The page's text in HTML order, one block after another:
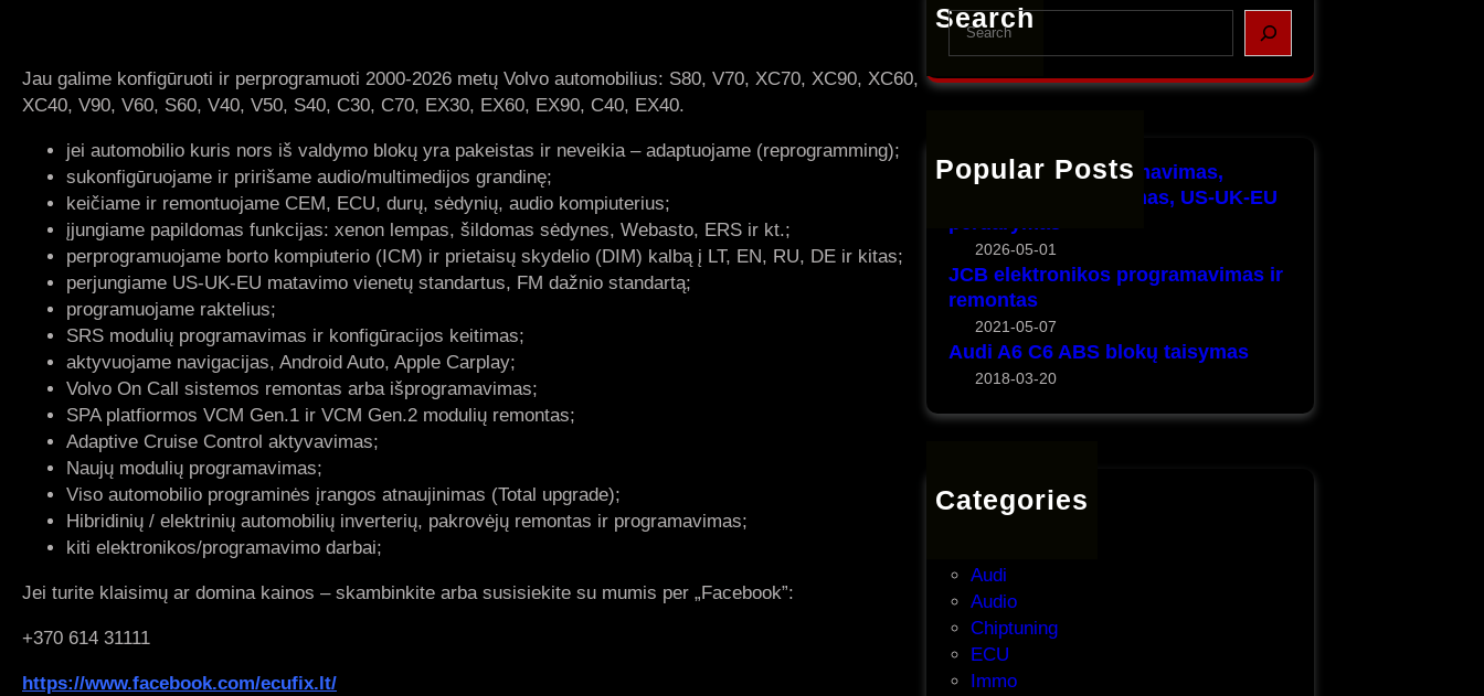
Jau galime konfigūruoti ir perprogramuoti 2000-2026 metų Volvo automobilius: S80, V70, XC70, XC90, XC60,
XC40, V90, V60, S60, V40, V50, S40, C30, C70, EX30, EX60, EX90, C40, EX40.
jei automobilio kuris nors iš valdymo blokų yra pakeistas ir neveikia – adaptuojame (reprogramming);
sukonfigūruojame ir pririšame audio/multimedijos grandinę;
keičiame ir remontuojame CEM, ECU, durų, sėdynių, audio kompiuterius;
įjungiame papildomas funkcijas: xenon lempas, šildomas sėdynes, Webasto, ERS ir kt.;
perprogramuojame borto kompiuterio (ICM) ir prietaisų skydelio (DIM) kalbą į LT, EN, RU, DE ir kitas;
perjungiame US-UK-EU matavimo vienetų standartus, FM dažnio standartą;
programuojame raktelius;
SRS modulių programavimas ir konfigūracijos keitimas;
aktyvuojame navigacijas, Android Auto, Apple Carplay;
Volvo On Call sistemos remontas arba išprogramavimas;
SPA platfiormos VCM Gen.1 ir VCM Gen.2 modulių remontas;
Adaptive Cruise Control aktyvavimas;
Naujų modulių programavimas;
Viso automobilio programinės įrangos atnaujinimas (Total upgrade);
Hibridinių / elektrinių automobilių inverterių, pakrovėjų remontas ir programavimas;
kiti elektronikos/programavimo darbai;
Jei turite klaisimų ar domina kainos – skambinkite arba susisiekite su mumis per „Facebook”:
+370 614 31111
https://www.facebook.com/ecufix.lt/
Search
S
a
Popular Posts
Volvo pilnas programavimas,
konfigūracijos keitimas, US-UK-EU
perdarymas
2026-05-01
JCB elektronikos programavimas ir
remontas
2021-05-07
Audi A6 C6 ABS blokų taisymas
2018-03-20
Categories
Audi
Audio
Chiptuning
ECU
Immo